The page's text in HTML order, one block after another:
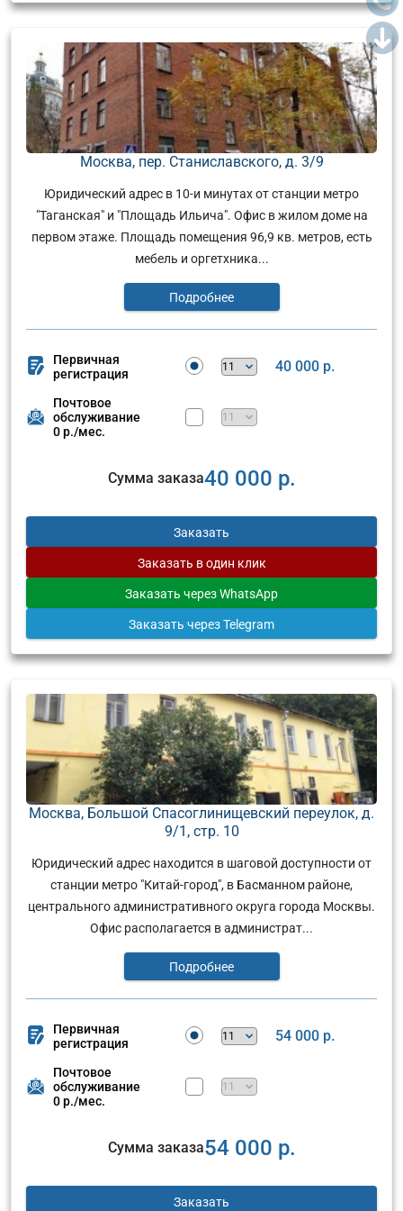
Москва, пер. Станиславского, д. 3/9
Юридический адрес в 10-и минутах от станции метро
"Таганская" и "Площадь Ильича". Офис в жилом доме на
первом этаже. Площадь помещения 96,9 кв. метров, есть
мебель и оргетхника...
Подробнее
Первичная
регистрация
40 000 р.
Почтовое
обслуживание
0 р./мес.
Сумма заказа40 000 р.
Заказать
Заказать в один клик
Заказать через WhatsApp
Заказать через Telegram
Москва, Большой Спасоглинищевский переулок, д.
9/1, стр. 10
Юридический адрес находится в шаговой доступности от
станции метро "Китай-город", в Басманном районе,
центрального административного округа города Москвы.
Офис располагается в администрат...
Подробнее
Первичная
регистрация
54 000 р.
Почтовое
обслуживание
0 р./мес.
Сумма заказа54 000 р.
Заказать